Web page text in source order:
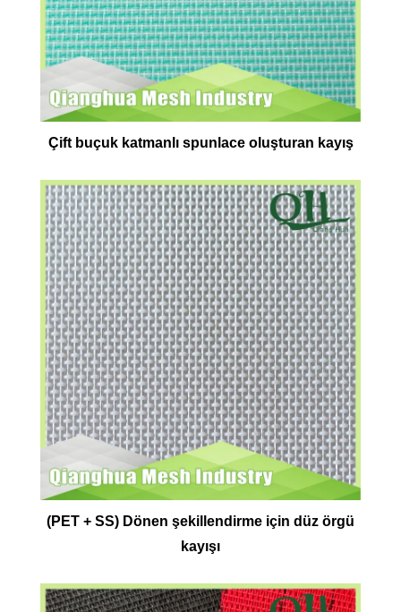
Çift buçuk katmanlı spunlace oluşturan kayış
(PET + SS) Dönen şekillendirme için düz örgü
kayışı